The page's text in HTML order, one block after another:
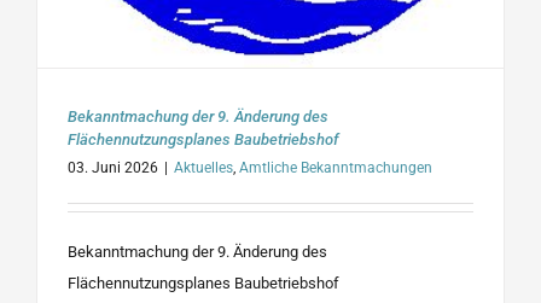
Bekanntmachung der 9. Änderung des
Flächennutzungsplanes Baubetriebshof
03. Juni 2026 Aktuelles, Amtliche Bekanntmachungen
Bekanntmachung der 9. Änderung des
Flächennutzungsplanes Baubetriebshof